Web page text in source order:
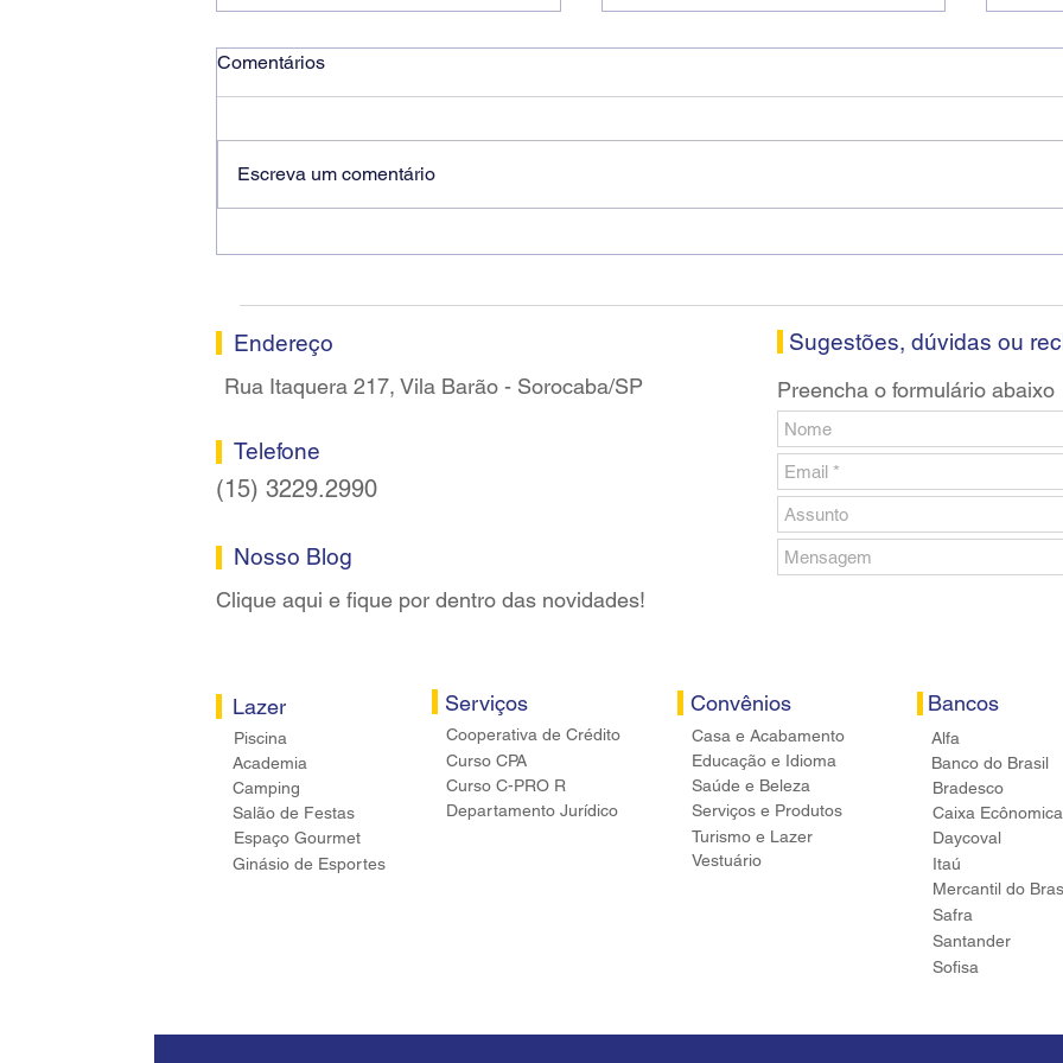
Comentários
Escreva um comentário
Endereço
Rua Itaquera 217, Vila Barão - Sorocaba/SP
Telefone
(15) 3229.2990
Nosso Blog
Clique aqui e fique por dentro das novidades!
Lazer
Piscina
Academia
Camping
Salão de Festas
Espaço Gourmet
Ginásio de Esportes
Serviços
Cooperativa de Crédito
Curso CPA
Curso C-PRO R
Departamento Jurídico
Sugestões, dúvidas ou
Preencha o formulário abaixo
Convênios
Casa e Acabamento
Educação e Idioma
Saúde e Beleza
Serviços e Produtos
Turismo e Lazer
Vestuário
Bancos
Alfa
Banco do Brasil
Bradesco
Caixa
Daycoval
Itaú
Mercantil do
Safra
Santander
Sofisa